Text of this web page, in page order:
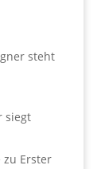
steht
siegt
zu Erster